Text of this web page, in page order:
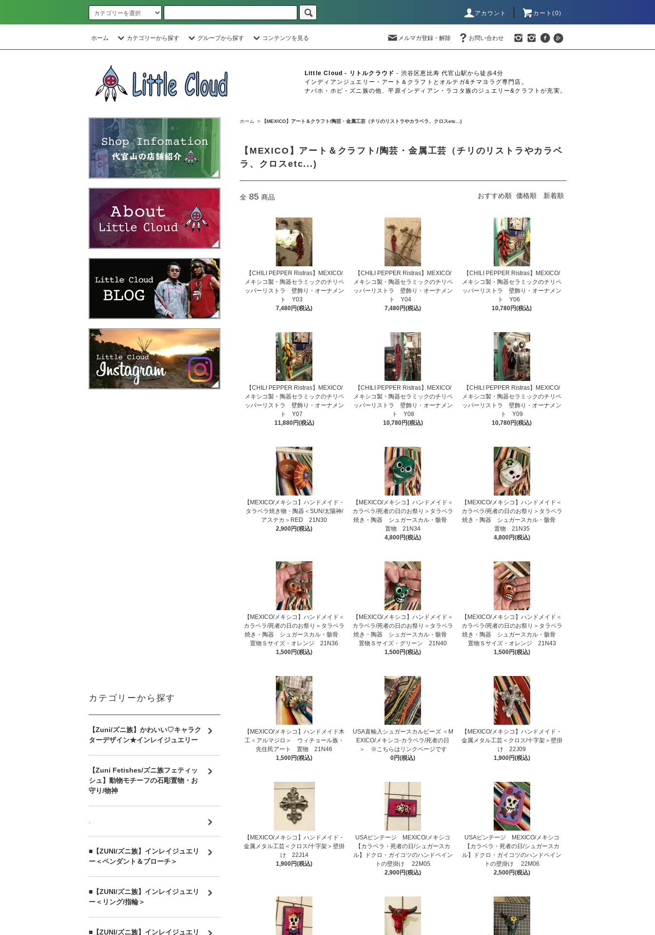
アカウント カート(0)
ホーム カテゴリーから探す グループから探す コンテンツを見る メルマガ登録・解除 お問い合わせ
Little Cloud - リトルクラウド - 渋谷区恵比寿 代官山駅から徒歩4分
インディアンジュエリー・アート＆クラフトとオルテガ&チマヨラグ専門店。
ナバホ・ホピ・ズニ族の他、平原インディアン・ラコタ族のジュエリー&クラフトが充実。
ホーム > 【MEXICO】アート＆クラフト/陶芸・金属工芸（チリのリストラやカラベラ、クロスetc...)
【MEXICO】アート＆クラフト/陶芸・金属工芸（チリのリストラやカラベ
ラ、クロスetc...)
全 85 商品 おすすめ順 価格順 新着順
【CHILI PEPPER Ristras】MEXICO/
メキシコ製・陶器セラミックのチリペ
ッパーリストラ 壁飾り・オーナメン
ト Y03
7,480円(税込)
【CHILI PEPPER Ristras】MEXICO/
メキシコ製・陶器セラミックのチリペ
ッパーリストラ 壁飾り・オーナメン
ト Y04
7,480円(税込)
【CHILI PEPPER Ristras】MEXICO/
メキシコ製・陶器セラミックのチリペ
ッパーリストラ 壁飾り・オーナメン
ト Y06
10,780円(税込)
【CHILI PEPPER Ristras】MEXICO/
メキシコ製・陶器セラミックのチリペ
ッパーリストラ 壁飾り・オーナメン
ト Y07
11,880円(税込)
【CHILI PEPPER Ristras】MEXICO/
メキシコ製・陶器セラミックのチリペ
ッパーリストラ 壁飾り・オーナメン
ト Y08
10,780円(税込)
【CHILI PEPPER Ristras】MEXICO/
メキシコ製・陶器セラミックのチリペ
ッパーリストラ 壁飾り・オーナメン
ト Y09
10,780円(税込)
【MEXICO/メキシコ】ハンドメイド・
タラベラ焼き物・陶器＜SUN/太陽神/
アステカ＞RED 21N30
2,900円(税込)
【MEXICO/メキシコ】ハンドメイド＜
カラベラ/死者の日のお祭り＞タラベラ
焼き・陶器 シュガースカル・骸骨
置物 21N34
4,800円(税込)
【MEXICO/メキシコ】ハンドメイド＜
カラベラ/死者の日のお祭り＞タラベラ
焼き・陶器 シュガースカル・骸骨
置物 21N35
4,800円(税込)
【MEXICO/メキシコ】ハンドメイド＜
カラベラ/死者の日のお祭り＞タラベラ
焼き・陶器 シュガースカル・骸骨
置物Ｓサイズ・オレンジ 21N36
1,500円(税込)
【MEXICO/メキシコ】ハンドメイド＜
カラベラ/死者の日のお祭り＞タラベラ
焼き・陶器 シュガースカル・骸骨
置物Ｓサイズ・グリーン 21N40
1,500円(税込)
【MEXICO/メキシコ】ハンドメイド＜
カラベラ/死者の日のお祭り＞タラベラ
焼き・陶器 シュガースカル・骸骨
置物Ｓサイズ・オレンジ 21N43
1,500円(税込)
【MEXICO/メキシコ】ハンドメイド木
工＜アルマジロ＞ ウィチョール族・
先住民アート 置物 21N46
1,500円(税込)
USA直輸入シュガースカルビーズ ＜M
EXICO/メキシコ-カラベラ/死者の日
＞ ※こちらはリンクページです
0円(税込)
【MEXICO/メキシコ】ハンドメイド・
金属メタル工芸＜クロス/十字架＞壁掛
け 22J09
1,900円(税込)
【MEXICO/メキシコ】ハンドメイド・
金属メタル工芸＜クロス/十字架＞壁掛
け 22J14
1,900円(税込)
USAビンテージ MEXICO/メキシコ
【カラベラ・死者の日/シュガースカ
ル】ドクロ・ガイコツのハンドペイン
トの壁掛け 22M05
2,900円(税込)
USAビンテージ MEXICO/メキシコ
【カラベラ・死者の日/シュガースカ
ル】ドクロ・ガイコツのハンドペイン
トの壁掛け 22M06
2,500円(税込)
カテゴリーから探す
【Zuni/ズニ族】かわいい♡キャラク
ターデザイン★インレイジュエリー
【Zuni Fetishes/ズニ族フェティッ
シュ】動物モチーフの石彫置物・お
守り/物神
■【ZUNI/ズニ族】インレイジュエリ
ー＜ペンダント＆ブローチ＞
■【ZUNI/ズニ族】インレイジュエリ
ー＜リング/指輪＞
■【ZUNI/ズニ族】インレイジュエリ